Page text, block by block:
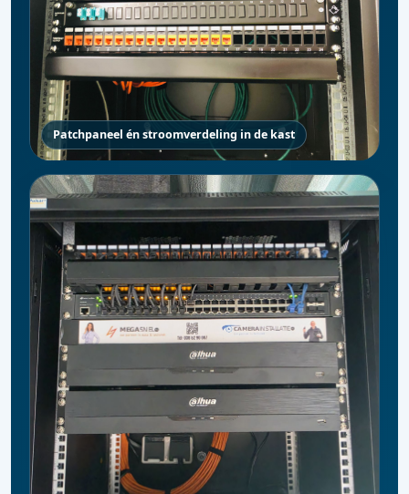
Patchpaneel én stroomverdeling in de kast